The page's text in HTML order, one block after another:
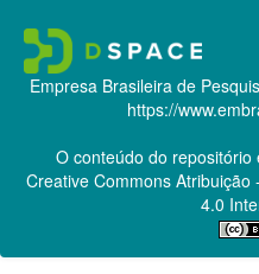
Empresa Brasileira de
https://
O conteúdo do
Creative CommonsAtribuição
4.0